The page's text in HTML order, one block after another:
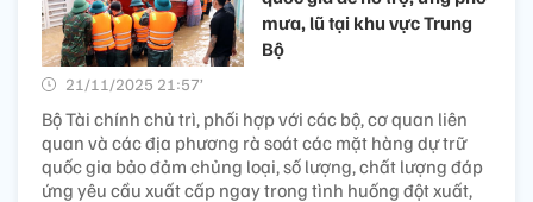
mưa, lũ tại khu vực Trung
Bộ
21/11/2025 21:57’
Bộ Tài chính chủ trì, phối hợp với các bộ, cơ quan liên
quan và các địa phương rà soát các mặt hàng dự trữ
quốc gia bảo đảm chủng loại, số lượng, chất lượng đáp
ứng yêu cầu xuất cấp ngay trong tình huống đột xuất,